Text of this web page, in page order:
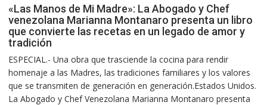
«Las Manos de Mi Madre»: La Abogado y Chef
venezolana Marianna Montanaro presenta un libro
que convierte las recetas en un legado de amor y
tradición
ESPECIAL.- Una obra que trasciende la cocina para rendir
homenaje a las Madres, las tradiciones familiares y los valores
que se transmiten de generación en generación.Estados Unidos.
La Abogado y Chef Venezolana Marianna Montanaro presenta